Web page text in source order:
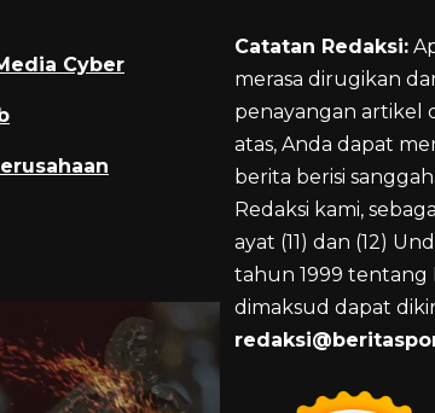
Cyber
Catatan Redaksi:
merasa dirugikan
penayangan artikel
atas, Anda dapat
berita berisi
Redaksi kami,
ayat (11) dan (12)
tahun 1999 tentang
dimaksud dapat